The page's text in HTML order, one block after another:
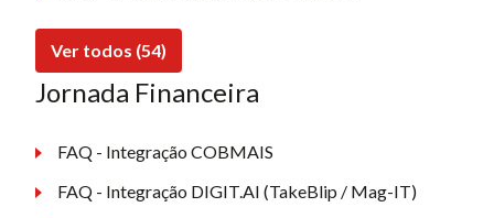
Ver todos (54)
Jornada Financeira
FAQ - Integração COBMAIS
FAQ - Integração DIGIT.AI (TakeBlip / Mag-IT)